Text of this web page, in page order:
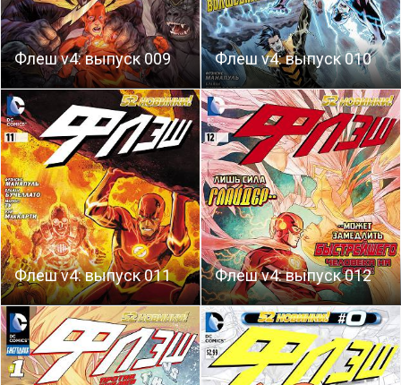
Флеш v4: выпуск 009 Флеш v4: выпуск 010
Флеш v4: выпуск 011 Флеш v4: выпуск 012